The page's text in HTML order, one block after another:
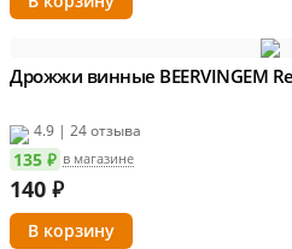
Дрожжи винные BEERVINGEM
4.9 | 24 отзыва
135 ₽ в магазине
140 ₽